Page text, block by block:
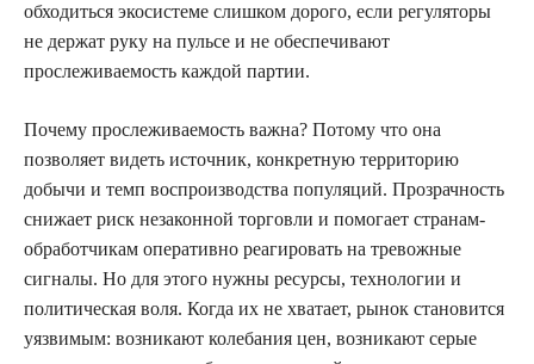
обходиться экосистеме слишком дорого, если регуляторы
не держат руку на пульсе и не обеспечивают
прослеживаемость каждой партии.
Почему прослеживаемость важна? Потому что она
позволяет видеть источник, конкретную территорию
добычи и темп воспроизводства популяций. Прозрачность
снижает риск незаконной торговли и помогает странам-
обработчикам оперативно реагировать на тревожные
сигналы. Но для этого нужны ресурсы, технологии и
политическая воля. Когда их не хватает, рынок становится
уязвимым: возникают колебания цен, возникают серые